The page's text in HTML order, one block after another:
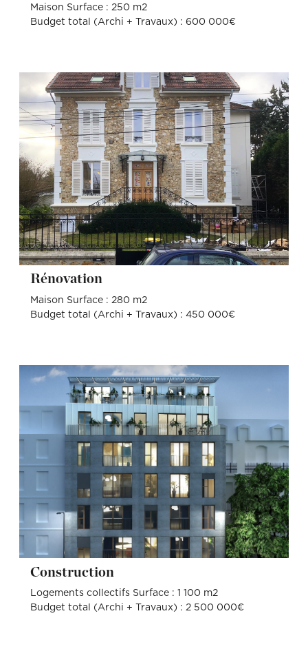
Maison Surface : 250 m2
Budget total (Archi + Travaux) : 600 000€
Rénovation
Maison Surface : 280 m2
Budget total (Archi + Travaux) : 450 000€
Construction
Logements collectifs Surface : 1 100 m2
Budget total (Archi + Travaux) : 2 500 000€